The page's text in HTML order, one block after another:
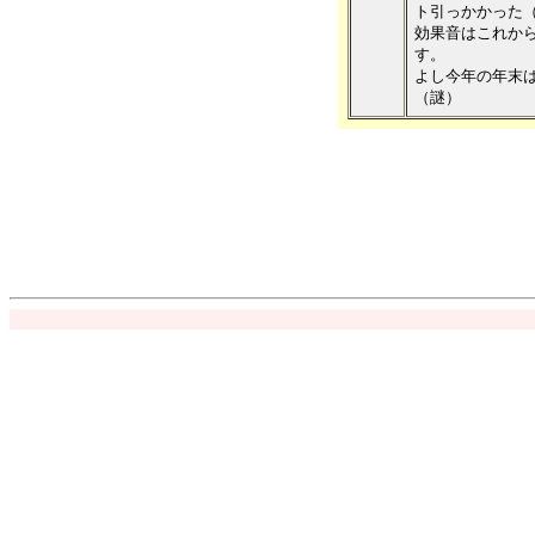
ト引っかかった
効果音はこれか
す。
よし今年の年末
（謎）